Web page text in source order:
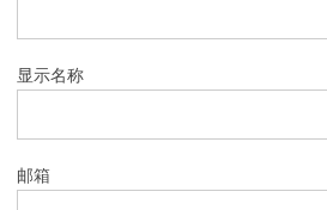
显示名称
邮箱